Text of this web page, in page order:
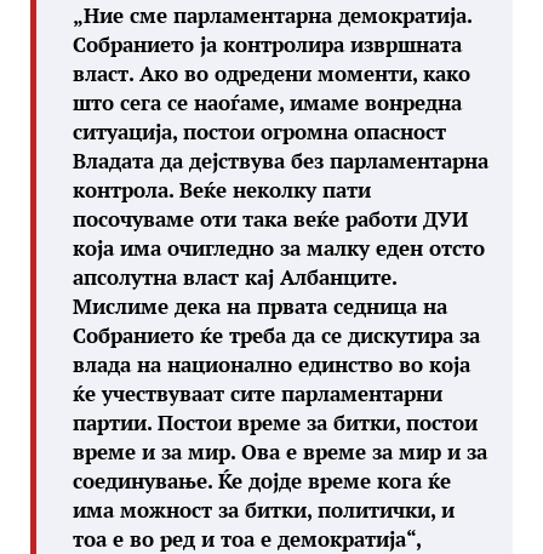
„Ние сме парламентарна демократија.
Собранието ја контролира извршната
власт. Ако во одредени моменти, како
што сега се наоѓаме, имаме вонредна
ситуација, постои огромна опасност
Владата да дејствува без парламентарна
контрола. Веќе неколку пати
посочуваме оти така веќе работи ДУИ
која има очигледно за малку еден отсто
апсолутна власт кај Албанците.
Мислиме дека на првата седница на
Собранието ќе треба да се дискутира за
влада на национално единство во која
ќе учествуваат сите парламентарни
партии. Постои време за битки, постои
време и за мир. Ова е време за мир и за
соединување. Ќе дојде време кога ќе
има можност за битки, политички, и
тоа е во ред и тоа е демократија“,